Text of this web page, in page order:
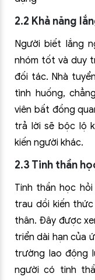
2.2 Khả năng
Người biết lắng
nhóm tốt và duy
đối tác. Nhà
tình huống,
viên bất đồng
trả lời sẽ bộc lộ
kiến người khác.
2.3 Tinh thần
Tinh thần học
trau dồi kiến
thân. Đây được
triển dài hạn của
trường lao động
người có tinh